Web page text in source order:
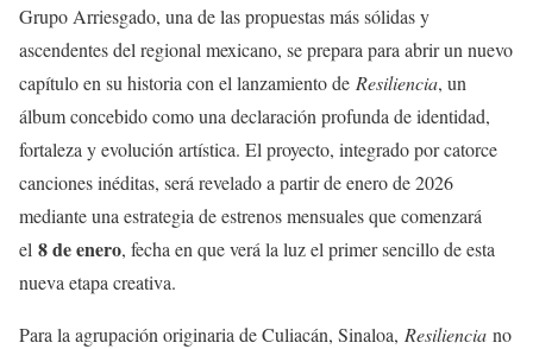
Grupo Arriesgado, una de las propuestas más sólidas y
ascendentes del regional mexicano, se prepara para abrir un nuevo
capítulo en su historia con el lanzamiento de Resiliencia, un
álbum concebido como una declaración profunda de identidad,
fortaleza y evolución artística. El proyecto, integrado por catorce
canciones inéditas, será revelado a partir de enero de 2026
mediante una estrategia de estrenos mensuales que comenzará
el 8 de enero, fecha en que verá la luz el primer sencillo de esta
nueva etapa creativa.
Para la agrupación originaria de Culiacán, Sinaloa, Resiliencia no